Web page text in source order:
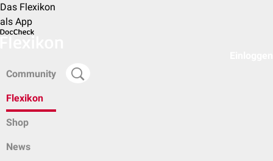
Das Flexikon
als App
Community
Flexikon
Shop
News